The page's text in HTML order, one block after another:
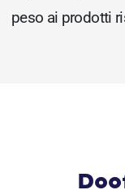
peso ai prodotti